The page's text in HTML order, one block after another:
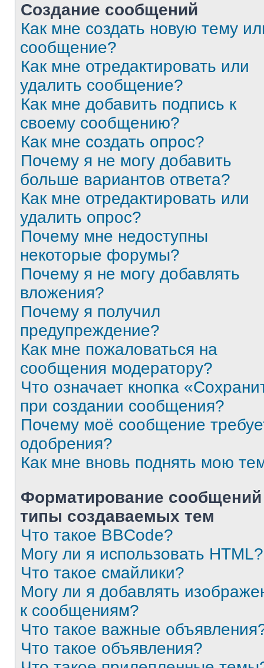
Создание сообщений
Как мне создать новую тему
сообщение?
Как мне отредактировать или
удалить сообщение?
Как мне добавить подпись к
своему сообщению?
Как мне создать опрос?
Почему я не могу добавить
больше вариантов ответа?
Как мне отредактировать или
удалить опрос?
Почему мне недоступны
некоторые форумы?
Почему я не могу добавлять
вложения?
Почему я получил
предупреждение?
Как мне пожаловаться на
сообщения модератору?
Что означает кнопка
при создании сообщения?
Почему моё сообщение
одобрения?
Как мне вновь поднять мою
Форматирование
типы создаваемых тем
Что такое BBCode?
Могу ли я использовать HTML?
Что такое смайлики?
Могу ли я добавлять
к сообщениям?
Что такое важные
Что такое объявления?